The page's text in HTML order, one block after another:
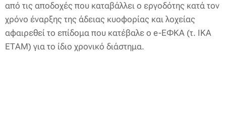
από τις αποδοχές που καταβάλλει ο εργοδότης κατά τον
χρόνο έναρξης της άδειας κυοφορίας και λοχείας
αφαιρεθεί το επίδομα που κατέβαλε ο e-ΕΦΚΑ (τ. ΙΚΑ
ΕΤΑΜ) για το ίδιο χρονικό διάστημα.